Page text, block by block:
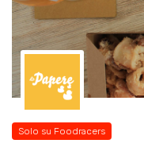
Solo su Foodracers